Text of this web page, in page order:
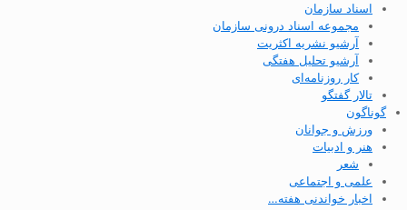
اسناد سازمان
مجموعه اسناد درونی سازمان
آرشیو نشریه اکثریت
آرشیو تحلیل هفتگی
کار روزنامه‌ای
تالار گفتگو
گوناگون
ورزش و جوانان
هنر و ادبیات
شعر
علمی و اجتماعی
اخبار خواندنی هفته…